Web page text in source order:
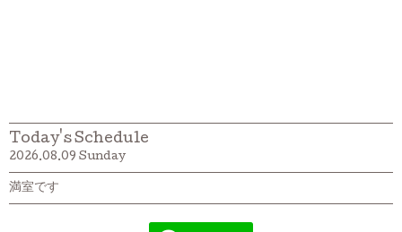
Today's Schedule
2026.08.09 Sunday
満室です